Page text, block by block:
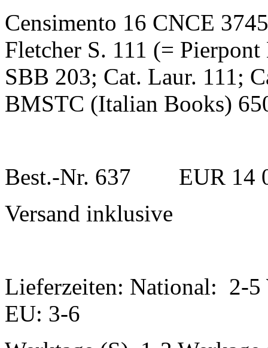
Censimento 16 CNCE
Fletcher S. 111 (=
SBB 203; Cat. Laur. 111;
BMSTC (Italian Books)
Best.-Nr. 637 EUR 14
Versand inklusive
Lieferzeiten: National: 2-5
EU: 3-6